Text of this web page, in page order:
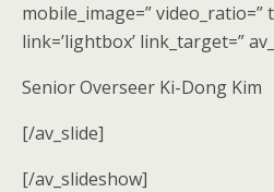
mobile_image=” video_ratio=”
link=’lightbox’ link_target=”
Senior Overseer Ki-Dong Kim
[/av_slide]
[/av_slideshow]